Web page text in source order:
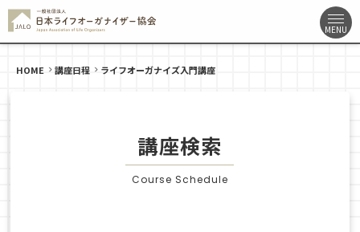
HOME 講座日程 ライフオーガナイズ入門講座
講座検索
Course Schedule